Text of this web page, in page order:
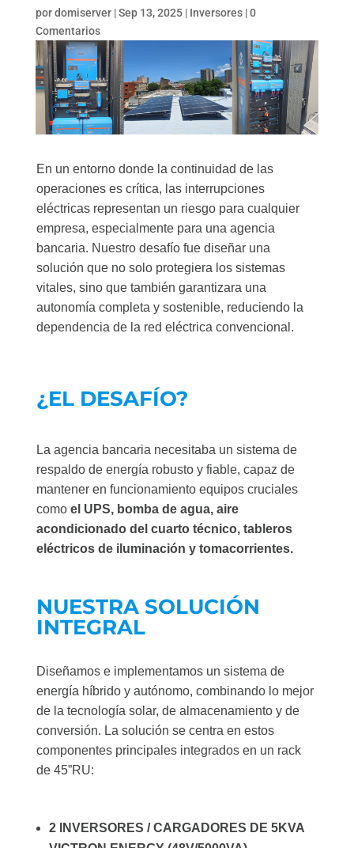
pordomiserver|Sep 13, 2025| Inversores|0
Comentarios
En un entorno donde la continuidad de las
operaciones es crítica, las interrupciones
eléctricas representan un riesgo para cualquier
empresa, especialmente para una agencia
bancaria. Nuestro desafío fue diseñar una
solución que no solo protegiera los sistemas
vitales, sino que también garantizara una
autonomía completa y sostenible, reduciendo la
dependencia de la red eléctrica convencional.
¿EL DESAFÍO?
La agencia bancaria necesitaba un sistema de
respaldo de energía robusto y fiable, capaz de
mantener en funcionamiento equipos cruciales
como el UPS, bomba de agua, aire
acondicionado del cuarto técnico, tableros
eléctricos de iluminación y tomacorrientes.
NUESTRA SOLUCIÓN
INTEGRAL
Diseñamos e implementamos un sistema de
energía híbrido y autónomo, combinando lo mejor
de la tecnología solar, de almacenamiento y de
conversión. La solución se centra en estos
componentes principales integrados en un rack
de 45”RU:
2 INVERSORES / CARGADORES DE 5KVA